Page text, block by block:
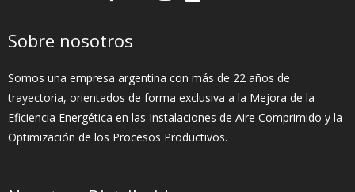
Sobre nosotros
Somos una empresa argentina con más de 22 años de
trayectoria, orientados de forma exclusiva a la Mejora de la
Eficiencia Energética en las Instalaciones de Aire Comprimido y la
Optimización de los Procesos Productivos.